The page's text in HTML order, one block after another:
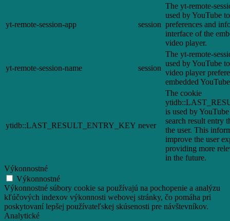
yt-remote-session-app session
The yt-remote-
used by YouTube
preferences and
interface of the
video player.
yt-remote-session-name session
The yt-remote-
used by YouTube
video player
embedded
ytidb::LAST_RESULT_ENTRY_KEY never
The cookie
is used by
search result entry
the user. This
improve the user
providing more
in the future.
Výkonnostné
Výkonnostné
Výkonnostné súbory cookie sa používajú na pochopenie a analýzu
kľúčových indexov výkonnosti webovej stránky, čo pomáha pri
poskytovaní lepšej používateľskej skúsenosti pre návštevníkov.
Analytické